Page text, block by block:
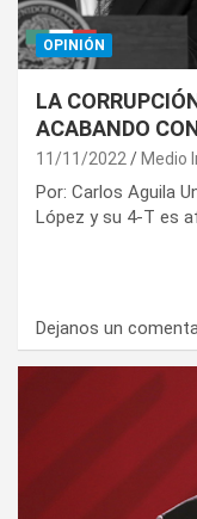
OPINIÓN
LA
ACABANDO
11/11/2022 Medio
Por: Carlos Aguila
López y su 4-T es
Dejanos un